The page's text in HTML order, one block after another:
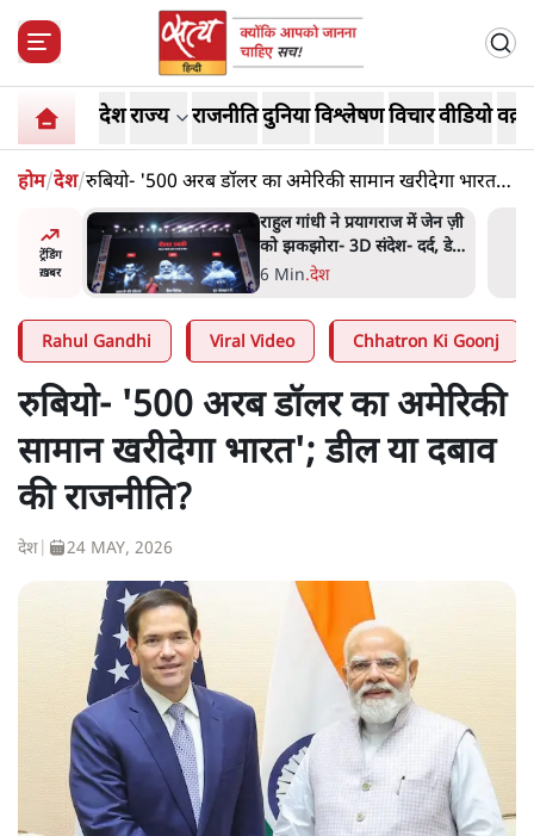
देशराज्य राजनीतिदुनियाविश्लेषणविचारवीडियो
होम/देश/रुबियो- '500 अरब डॉलर का अमेरिकी सामान खरीदेगा भारत';
डील या दबाव की राजनीति?
ट्रेंडिंग
ख़बर
बीजेपी-
अटकलें
राहुल गांधी ने प्रयागराज में जेन ज़ी
को झकझोरा- 3D संदेश- दर्द, डेटा,
दौलत
6 Min.देश
Rahul Gandhi Viral Video Chhatron Ki Goonj
रुबियो- '500 अरब डॉलर का अमेरिकी
सामान खरीदेगा भारत'; डील या दबाव
की राजनीति?
देश 24 MAY, 2026